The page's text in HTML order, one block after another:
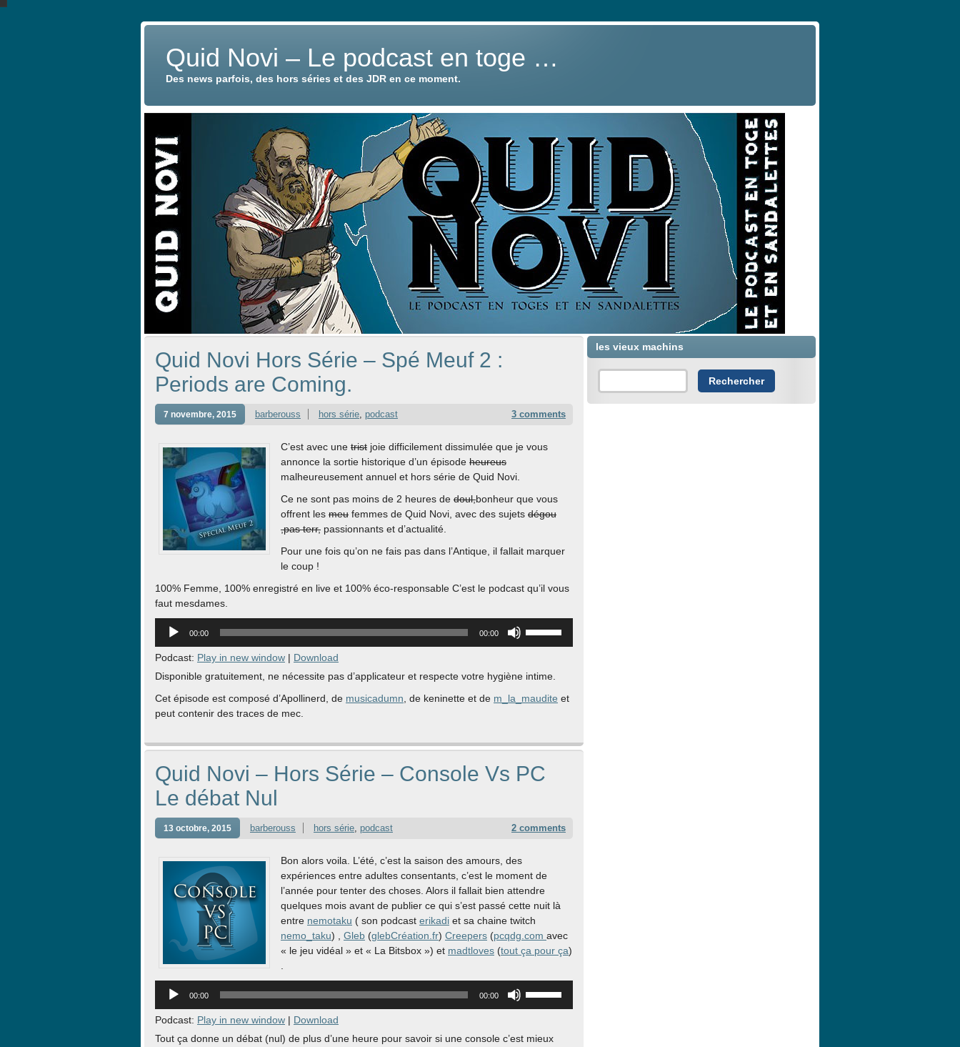
Quid Novi – Le podcast en toge …
Des news parfois, des hors séries et des JDR en ce moment.
Quid Novi Hors Série – Spé Meuf 2 :
Periods are Coming.
7 novembre, 2015 barberouss hors série, podcast 3 comments
C’est avec une trist joie difficilement dissimulée que je vous
annonce la sortie historique d’un épisode heureus
malheureusement annuel et hors série de Quid Novi.
Ce ne sont pas moins de 2 heures de doul,bonheur que vous
offrent les meu femmes de Quid Novi, avec des sujets dégou
,pas terr, passionnants et d’actualité.
Pour une fois qu’on ne fais pas dans l’Antique, il fallait marquer
le coup !
100% Femme, 100% enregistré en live et 100% éco-responsable C’est le podcast qu’il vous
faut mesdames.
Lecteur
audio
00:00 00:00
augmenter
le
Podcast: Play in new window | Download
Disponible gratuitement, ne nécessite pas d’applicateur et respecte votre hygiène intime.
Cet épisode est composé d’Apollinerd, de musicadumn , de keninette et de m_la_maudite et
peut contenir des traces de mec.
Quid Novi – Hors Série – Console Vs PC
Le débat Nul
13 octobre, 2015 barberouss hors série, podcast 2 comments
Bon alors voila. L’été, c’est la saison des amours, des
expériences entre adultes consentants, c’est le moment de
l’année pour tenter des choses. Alors il fallait bien attendre
quelques mois avant de publier ce qui s’est passé cette nuit là
entre nemotaku ( son podcast erikadi et sa chaine twitch
nemo_taku) , Gleb (glebCréation.fr) Creepers (pcqdg.com avec
« le jeu vidéal » et « La Bitsbox ») et madtloves (tout ça pour ça)
Lecteur
audio
00:00 00:00
Podcast: Play in new window | Download
Tout ça donne un débat (nul) de plus d’une heure pour savoir si une console c’est mieux
les vieux machins